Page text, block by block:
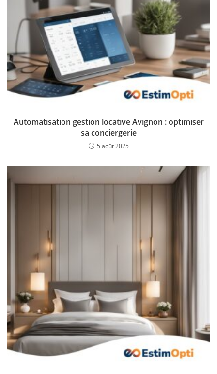
Automatisation gestion locative Avignon : optimiser
sa conciergerie
5 août 2025